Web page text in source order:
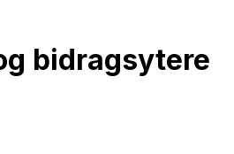
bidragsytere